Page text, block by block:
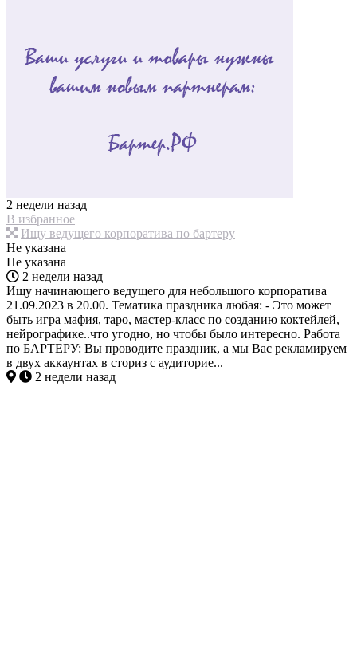
2 недели назад
В избранное
Ищу ведущего корпоратива по бартеру
Не указана
Не указана
2 недели назад
Ищу начинающего ведущего для небольшого корпоратива
21.09.2023 в 20.00. Тематика праздника любая: - Это может
быть игра мафия, таро, мастер-класс по созданию коктейлей,
нейрографике..что угодно, но чтобы было интересно. Работа
по БАРТЕРУ: Вы проводите праздник, а мы Вас рекламируем
в двух аккаунтах в сториз с аудиторие...
2 недели назад